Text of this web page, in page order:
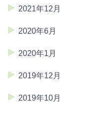
2021年12月
2020年6月
2020年1月
2019年12月
2019年10月